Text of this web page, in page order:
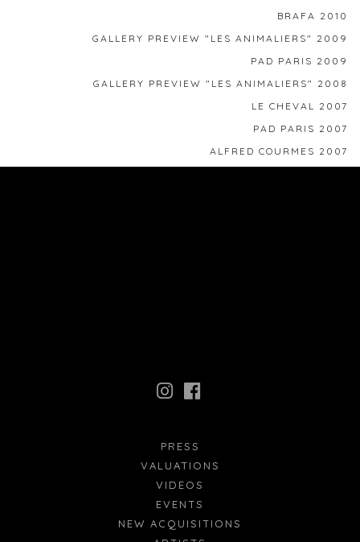
BRAFA 2010
GALLERY PREVIEW "LES ANIMALIERS" 2009
PAD PARIS 2009
GALLERY PREVIEW "LES ANIMALIERS" 2008
LE CHEVAL 2007
PAD PARIS 2007
ALFRED COURMES 2007
NEW ACQUISITIONS
EVENTS
VIDEOS
VALUATIONS
PRESS